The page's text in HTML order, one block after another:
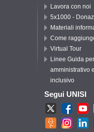
Lavora con noi
5x1000 -
Materiali
Come
Virtual Tour
Linee Guida
amministrativo
inclusivo
Segui UNISI